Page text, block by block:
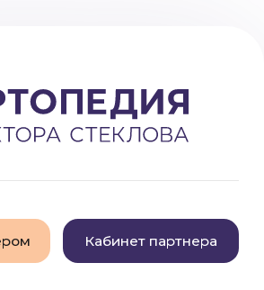
информация
в веб-студии Глеба Николаева